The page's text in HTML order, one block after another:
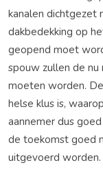
kanalen
dakbedekking op
geopend moet
spouw zullen de nu
moeten worden.
helse klus is,
aannemer dus
de toekomst goed
uitgevoerd worden.